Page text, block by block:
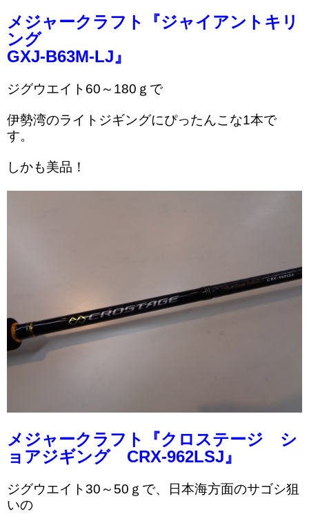
メジャークラフト『ジャイアントキリ
ング
GXJ-B63M-LJ』
ジグウエイト60～180ｇで
伊勢湾のライトジギングにぴったんこな1本で
す。
しかも美品！
メジャークラフト『クロステージ シ
ョアジギング CRX-962LSJ』
ジグウエイト30～50ｇで、日本海方面のサゴシ狙
いの